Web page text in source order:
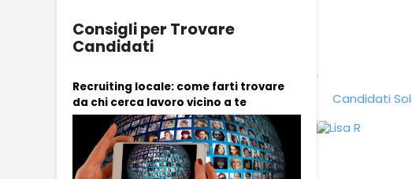
Consigli per Trovare
Candidati
Recruiting locale: come farti trovare
da chi cerca lavoro vicino a te
Candidati